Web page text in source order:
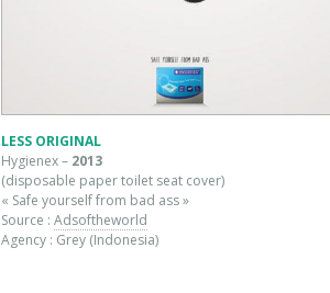
LESS ORIGINAL
Hygienex – 2013
(disposable paper toilet seat cover)
« Safe yourself from bad ass »
Source : Adsoftheworld
Agency : Grey (Indonesia)